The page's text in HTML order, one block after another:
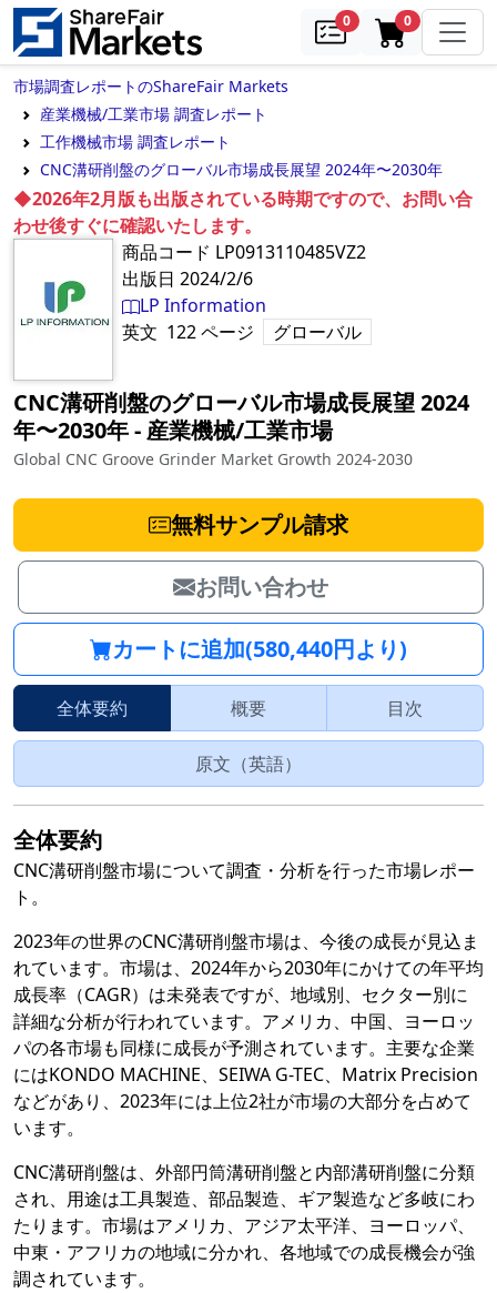
0samples0in cart
市場調査レポートのShareFair Markets
産業機械/工業市場 調査レポート
工作機械市場 調査レポート
CNC溝研削盤のグローバル市場成長展望 2024年〜2030年
◆2026年2月版も出版されている時期ですので、お問い合
わせ後すぐに確認いたします。
商品コード LP0913110485VZ2
出版日 2024/2/6
LP Information
英文 122ページ グローバル
CNC溝研削盤のグローバル市場成長展望 2024
年〜2030年‐ 産業機械/工業市場
Global CNC Groove Grinder Market Growth 2024-2030
無料サンプル請求
お問い合わせ
カートに追加(580,440円より)
全体要約 概要 目次
原文（英語）
全体要約
CNC溝研削盤市場について調査・分析を行った市場レポー
ト。
2023年の世界のCNC溝研削盤市場は、今後の成長が見込ま
れています。市場は、2024年から2030年にかけての年平均
成長率（CAGR）は未発表ですが、地域別、セクター別に
詳細な分析が行われています。アメリカ、中国、ヨーロッ
パの各市場も同様に成長が予測されています。主要な企業
にはKONDO MACHINE、SEIWA G-TEC、Matrix Precision
などがあり、2023年には上位2社が市場の大部分を占めて
います。
CNC溝研削盤は、外部円筒溝研削盤と内部溝研削盤に分類
され、用途は工具製造、部品製造、ギア製造など多岐にわ
たります。市場はアメリカ、アジア太平洋、ヨーロッパ、
中東・アフリカの地域に分かれ、各地域での成長機会が強
調されています。